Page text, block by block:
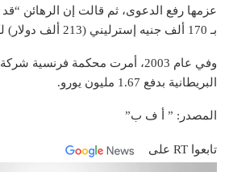
عزمها رفع الدعوى، ثم قالت إن الرهائن
بـ 170 ألف جنيه إسترليني (213 ألف دولار) لكل منهم في المتوسط”.
وفي عام 2003، أمرت محكمة فرنسية
البريطانية بدفع 1.67 مليون يورو.
المصدر: ” أ ف ب”
تابعوا RT على